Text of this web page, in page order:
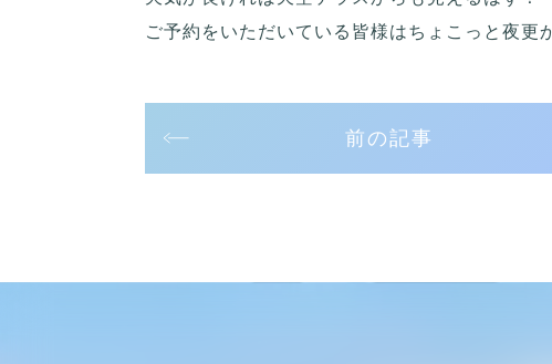
ご予約をいただいている皆様はちょこっと夜更
前の記事